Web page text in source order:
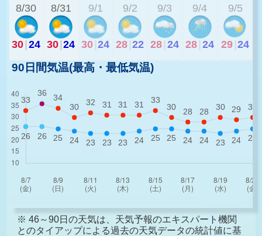
8/30
30 24
8/31
30 24
9/1
30 24
9/2
28 22
9/3
28 24
9/4
28 24
9/5
29 24
90日間気温(最高・最低気温)
※ 46～90日の天気は、天気予報のエキスパート機関
とのタイアップによる過去の天気データの統計値に基